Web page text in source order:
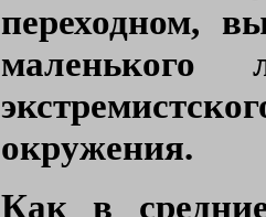
переходном,
маленького
окружения.
Как в